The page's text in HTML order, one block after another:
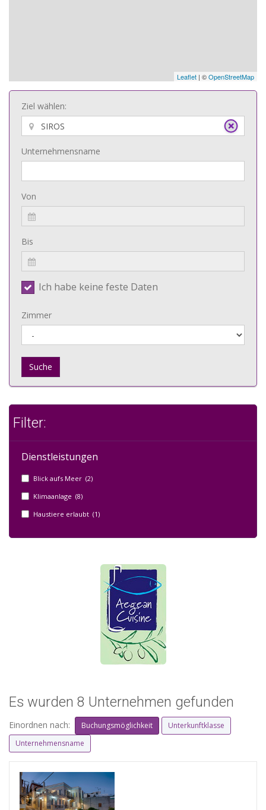
Leaflet | ©OpenStreetMap
Ziel wählen:
Unternehmensname
Von
Bis
Ich habe keine feste Daten
Zimmer
Suche
Filter:
Dienstleistungen
Blick aufs Meer (2)
Klimaanlage (8)
Haustiere erlaubt (1)
Es wurden 8 Unternehmen gefunden
Einordnen nach: Buchungsmöglichkeit
Unterkunftklasse
Unternehmensname